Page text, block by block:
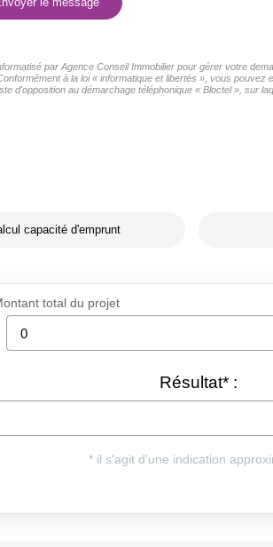
par Agence Conseil Immobilier pour gérer votre
à la loi « informatique et libertés », vous
d'opposition au démarchage téléphonique « Bloctel », sur
capacité d'emprunt